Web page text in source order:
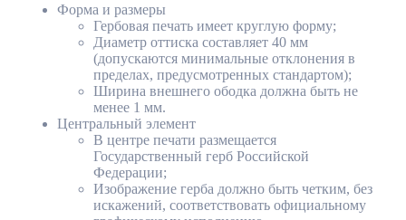
Форма и размеры
Гербовая печать имеет круглую форму;
Диаметр оттиска составляет 40 мм
(допускаются минимальные отклонения в
пределах, предусмотренных стандартом);
Ширина внешнего ободка должна быть не
менее 1 мм.
Центральный элемент
В центре печати размещается
Государственный герб Российской
Федерации;
Изображение герба должно быть четким, без
искажений, соответствовать официальному